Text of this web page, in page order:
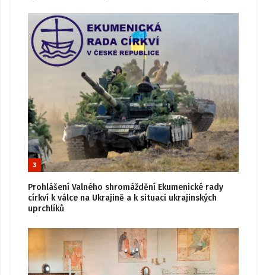
3
Prohlášení Valného shromáždění Ekumenické rady
církví k válce na Ukrajině a k situaci ukrajinských
uprchlíků